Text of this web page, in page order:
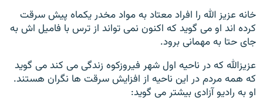
همۀ سایت‌های رادیو آزادی/ رادیو اروپای آزاد
خانه عزیز الله را افراد معتاد به مواد مخدر یکماه پیش سرقت
کرده اند او می گوید که اکنون نمی تواند از ترس با فامیل اش به
جای حتا به مهمانی برود.
عزیزالله که در ناحیه اول شهر فیروزکوه زندگی می کند می گوید
که همه مردم در این ناحیه از افزایش سرقت ها نگران هستند.
او به رادیو آزادی بیشتر می گوید: